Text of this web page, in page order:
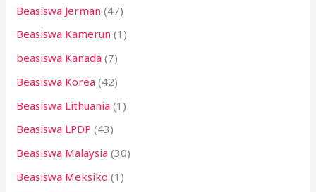
Beasiswa Jerman (47)
Beasiswa Kamerun (1)
beasiswa Kanada (7)
Beasiswa Korea (42)
Beasiswa Lithuania (1)
Beasiswa LPDP (43)
Beasiswa Malaysia (30)
Beasiswa Meksiko (1)